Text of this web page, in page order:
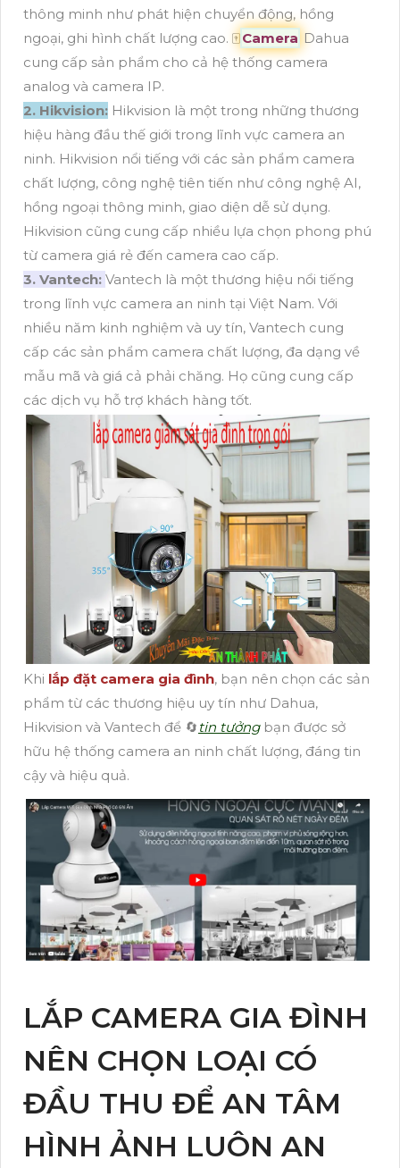
thông minh như phát hiện chuyển động, hồng
ngoại, ghi hình chất lượng cao. 🀄Camera Dahua
cung cấp sản phẩm cho cả hệ thống camera
analog và camera IP.
2. Hikvision: Hikvision là một trong những thương
hiệu hàng đầu thế giới trong lĩnh vực camera an
ninh. Hikvision nổi tiếng với các sản phẩm camera
chất lượng, công nghệ tiên tiến như công nghệ AI,
hồng ngoại thông minh, giao diện dễ sử dụng.
Hikvision cũng cung cấp nhiều lựa chọn phong phú
từ camera giá rẻ đến camera cao cấp.
3. Vantech: Vantech là một thương hiệu nổi tiếng
trong lĩnh vực camera an ninh tại Việt Nam. Với
nhiều năm kinh nghiệm và uy tín, Vantech cung
cấp các sản phẩm camera chất lượng, đa dạng về
mẫu mã và giá cả phải chăng. Họ cũng cung cấp
các dịch vụ hỗ trợ khách hàng tốt.
Khi lắp đặt camera gia đình, bạn nên chọn các sản
phẩm từ các thương hiệu uy tín như Dahua,
Hikvision và Vantech để 🔄 tin tưởngbạn được sở
hữu hệ thống camera an ninh chất lượng, đáng tin
cậy và hiệu quả.
LẮP CAMERA GIA ĐÌNH
NÊN CHỌN LOẠI CÓ
ĐẦU THU ĐỂ AN TÂM
HÌNH ẢNH LUÔN AN